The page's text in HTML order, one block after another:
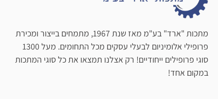
מתכות "ארד" בע"מ מאז שנת 1967, מתמחים בייצור ומכירת
פרופילי אלומיניום לבעלי עסקים מכל התחומים. מעל 1300
סוגי פרופילים ייחודיים! רק אצלנו תמצאו את כל סוגי המתכות
במקום אחד!